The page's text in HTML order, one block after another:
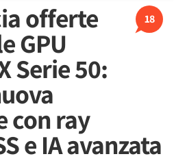
18
offerte
GPU
Serie 50:
con ray
e IA avanzata